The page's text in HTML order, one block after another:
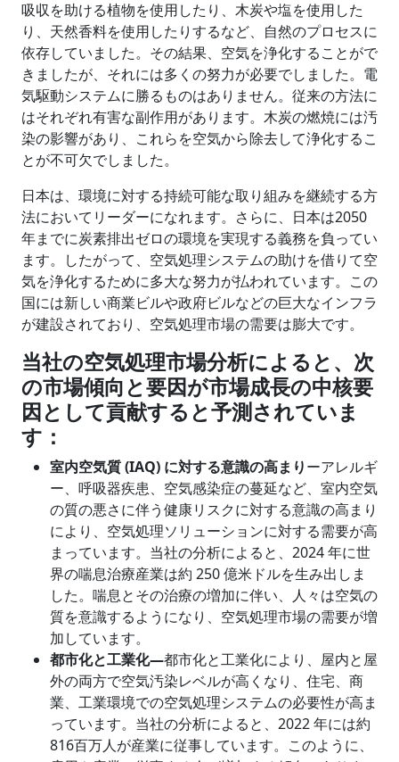
吸収を助ける植物を使用したり、木炭や塩を使用した
り、天然香料を使用したりするなど、自然のプロセスに
依存していました。その結果、空気を浄化することがで
きましたが、それには多くの努力が必要でしました。電
気駆動システムに勝るものはありません。従来の方法に
はそれぞれ有害な副作用があります。木炭の燃焼には汚
染の影響があり、これらを空気から除去して浄化するこ
とが不可欠でしました。
日本は、環境に対する持続可能な取り組みを継続する方
法においてリーダーになれます。さらに、日本は2050
年までに炭素排出ゼロの環境を実現する義務を負ってい
ます。したがって、空気処理システムの助けを借りて空
気を浄化するために多大な努力が払われています。この
国には新しい商業ビルや政府ビルなどの巨大なインフラ
が建設されており、空気処理市場の需要は膨大です。
当社の空気処理市場分析によると、次
の市場傾向と要因が市場成長の中核要
因として貢献すると予測されていま
す：
室内空気質(IAQ) に対する意識の高まりーアレルギ
ー、呼吸器疾患、空気感染症の蔓延など、室内空気
の質の悪さに伴う健康リスクに対する意識の高まり
により、空気処理ソリューションに対する需要が高
まっています。当社の分析によると、2024 年に世
界の喘息治療産業は約 250 億米ドルを生み出しま
した。喘息とその治療の増加に伴い、人々は空気の
質を意識するようになり、空気処理市場の需要が増
加しています。
都市化と工業化―都市化と工業化により、屋内と屋
外の両方で空気汚染レベルが高くなり、住宅、商
業、工業環境での空気処理システムの必要性が高ま
っています。当社の分析によると、2022 年には約
816百万人が産業に従事しています。このように、